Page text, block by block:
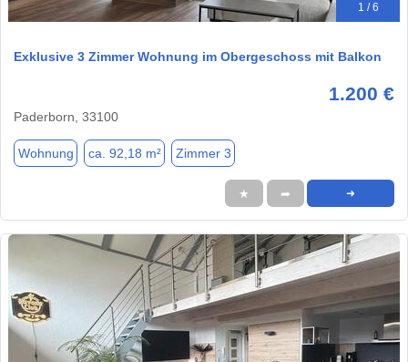
1 / 6
Exklusive 3 Zimmer Wohnung im Obergeschoss mit Balkon
1.200 €
Paderborn, 33100
Wohnung ca. 92,18 m² Zimmer 3
★ ➦ ➜